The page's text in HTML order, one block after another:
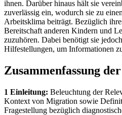
ihnen. Darüber hinaus hält sie
zuverlässig ein, wodurch sie zu
Arbeitsklima beiträgt. Bezüglich
Bereitschaft anderen Kindern und
zuzuhören. Dabei benötigt sie
Hilfestellungen, um Informationen
Zusammenfassung
1 Einleitung: Beleuchtung der
Kontext von Migration sowie
Fragestellung bezüglich